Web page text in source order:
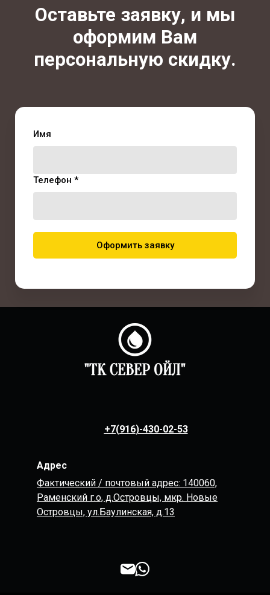
Оставьте заявку, и мы
оформим Вам
персональную скидку.
Имя
Телефон *
Оформить заявку
+7(916)-430-02-53
Адрес
Фактический / почтовый адрес: 140060,
Раменский г.о, д.Островцы, мкр. Новые
Островцы, ул.Баулинская, д.13